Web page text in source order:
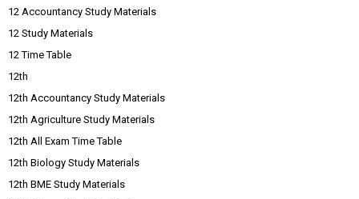
12 Accountancy Study Materials
12 Study Materials
12 Time Table
12th
12th Accountancy Study Materials
12th Agriculture Study Materials
12th All Exam Time Table
12th Biology Study Materials
12th BME Study Materials